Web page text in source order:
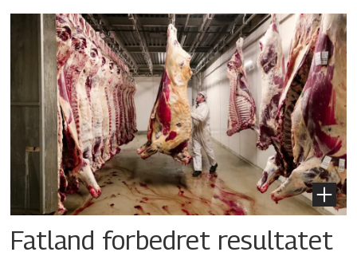
Fatland forbedret resultatet